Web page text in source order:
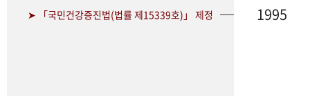
➤ 「국민건강증진법(법률 제15339호)」 제정 1995